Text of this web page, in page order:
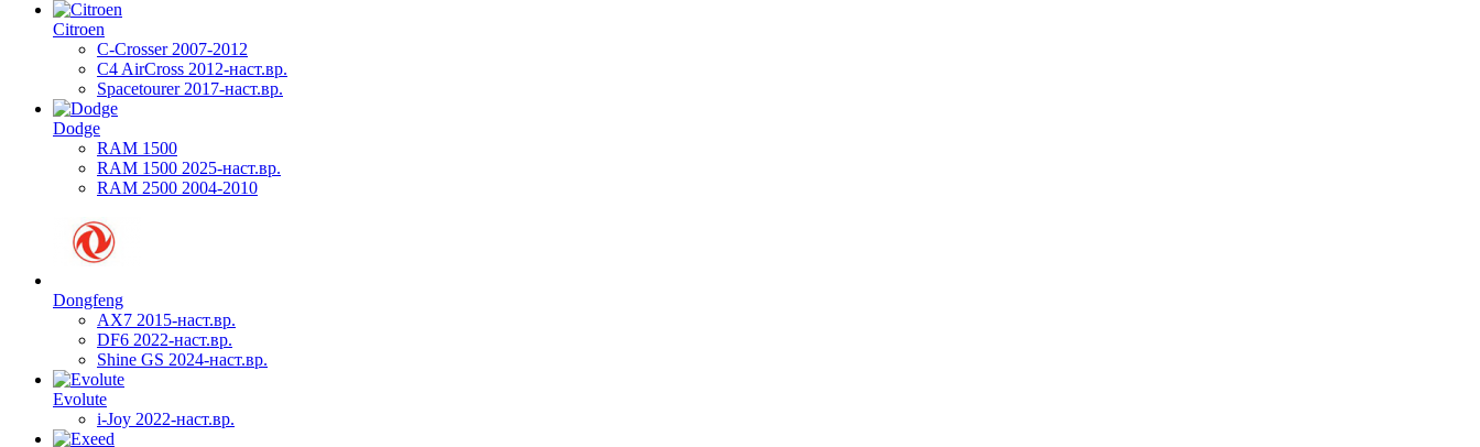
Citroen
C-Crosser 2007-2012
C4 AirCross 2012-наст.вр.
Spacetourer 2017-наст.вр.
Dodge
RAM 1500
RAM 1500 2025-наст.вр.
RAM 2500 2004-2010
Dongfeng
AX7 2015-наст.вр.
DF6 2022-наст.вр.
Shine GS 2024-наст.вр.
Evolute
i-Joy 2022-наст.вр.